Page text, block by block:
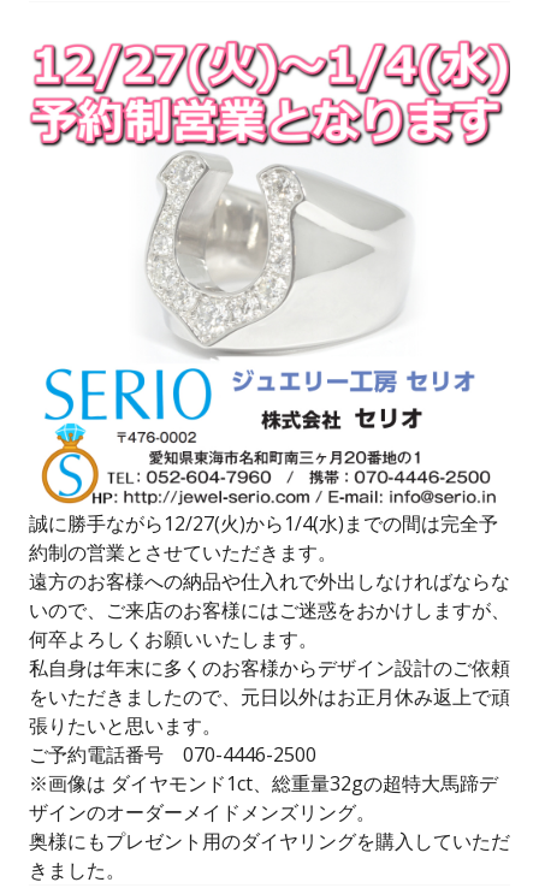
誠に勝手ながら12/27(火)から1/4(水)までの間は完全予
約制の営業とさせていただきます。
遠方のお客様への納品や仕入れで外出しなければならな
いので、ご来店のお客様にはご迷惑をおかけしますが、
何卒よろしくお願いいたします。
私自身は年末に多くのお客様からデザイン設計のご依頼
をいただきましたので、元日以外はお正月休み返上で頑
張りたいと思います。
ご予約電話番号 070-4446-2500
※画像は ダイヤモンド1ct、総重量32gの超特大馬蹄デ
ザインのオーダーメイドメンズリング。
奥様にもプレゼント用のダイヤリングを購入していただ
きました。